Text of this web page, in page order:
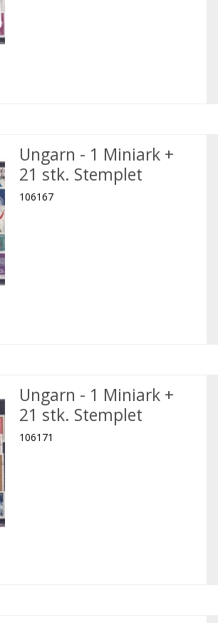
Ungarn - 1 Miniark +
21 stk. Stemplet
106167
Ungarn - 1 Miniark +
21 stk. Stemplet
106171